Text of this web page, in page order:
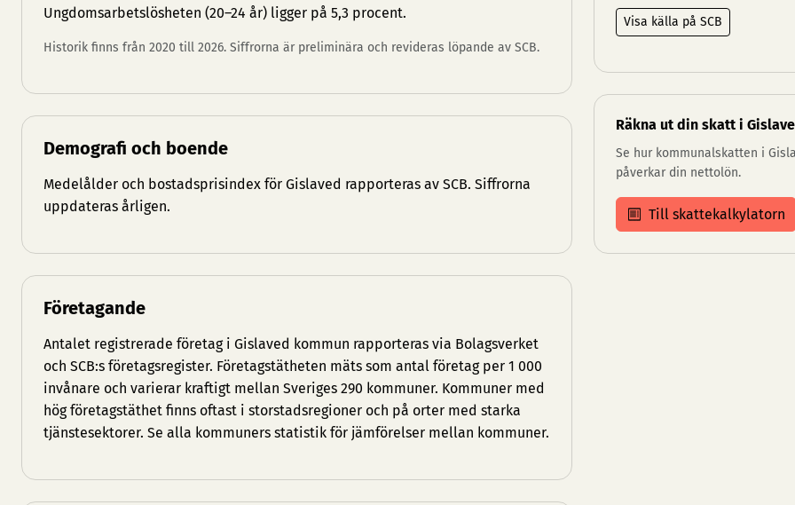
Ungdomsarbetslösheten (20–24 år) ligger på 5,3 procent.
Historik finns från 2020 till 2026. Siffrorna är preliminära och revideras löpande av SCB.
Demografi och boende
Medelålder och bostadsprisindex för Gislaved rapporteras av SCB. Siffrorna
uppdateras årligen.
Företagande
Antalet registrerade företag i Gislaved kommun rapporteras via Bolagsverket
och SCB:s företagsregister. Företagstätheten mäts som antal företag per 1 000
invånare och varierar kraftigt mellan Sveriges 290 kommuner. Kommuner med
hög företagstäthet finns oftast i storstadsregioner och på orter med starka
tjänstesektorer. Se alla kommuners statistik för jämförelser mellan kommuner.
Visa källa på SCB
Räkna ut din skatt i
Se hur kommunalskatten i
påverkar din nettolön.
Till skattekalkylatorn